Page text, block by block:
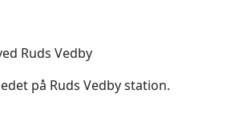
på Ruds Vedby station.